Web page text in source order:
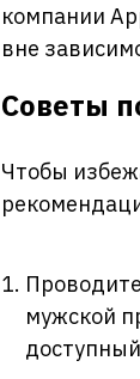
компании
вне
Советы
Чтобы
мужской